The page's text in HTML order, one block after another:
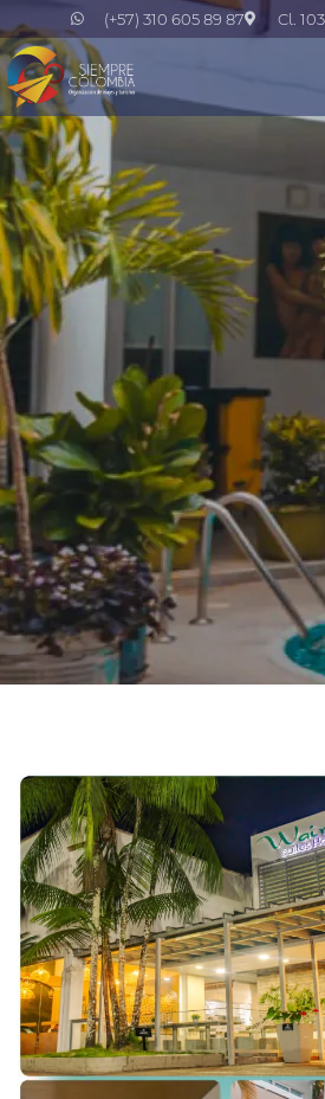
(+57) 310 605 89 87 Cl.
El
La
Del